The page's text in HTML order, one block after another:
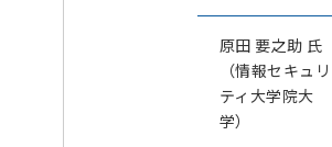
原田 要之助 氏
（情報セキュリ
ティ大学院大
学）